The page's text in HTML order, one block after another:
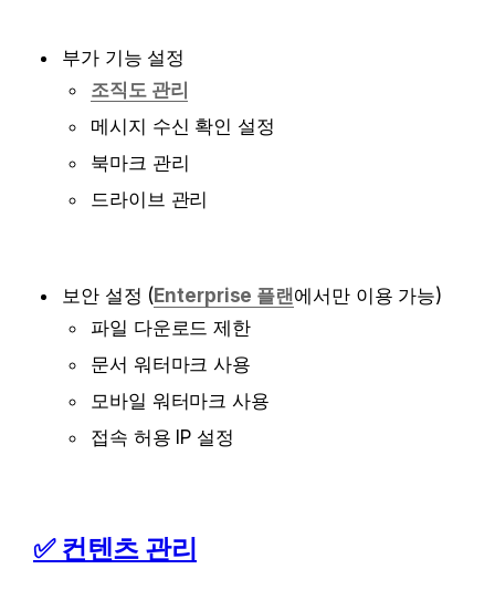
부가 기능 설정
조직도 관리
메시지 수신 확인 설정
북마크 관리
드라이브 관리
보안 설정 (Enterprise 플랜에서만 이용 가능)
파일 다운로드 제한
문서 워터마크 사용
모바일 워터마크 사용
접속 허용 IP 설정
✅ 컨텐츠 관리